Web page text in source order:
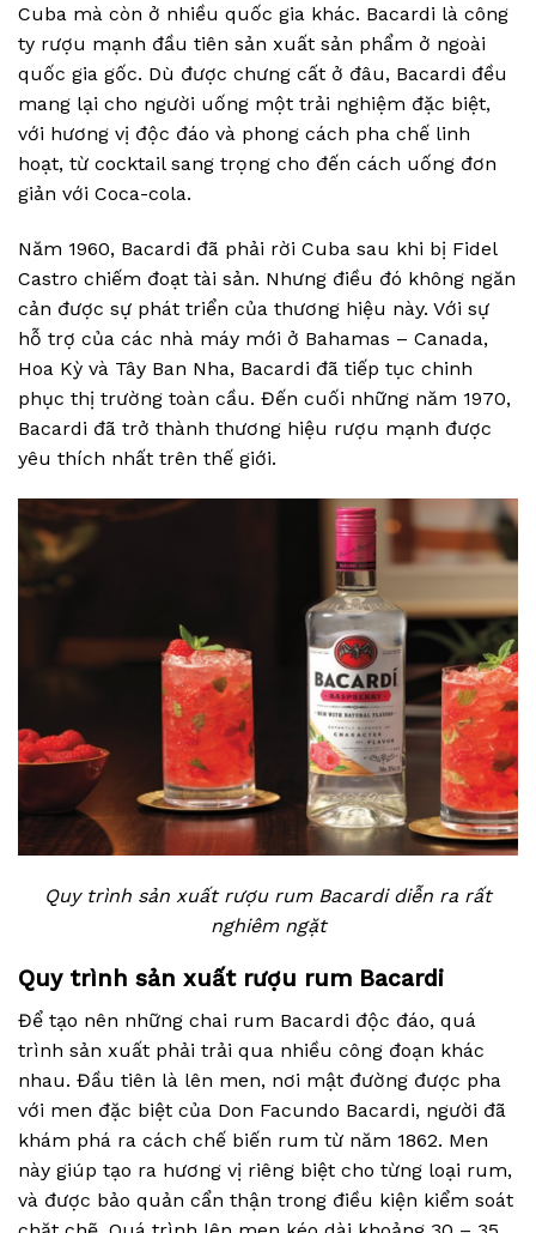
Cuba mà còn ở nhiều quốc gia khác. Bacardi là công
ty rượu mạnh đầu tiên sản xuất sản phẩm ở ngoài
quốc gia gốc. Dù được chưng cất ở đâu, Bacardi đều
mang lại cho người uống một trải nghiệm đặc biệt,
với hương vị độc đáo và phong cách pha chế linh
hoạt, từ cocktail sang trọng cho đến cách uống đơn
giản với Coca-cola.
Năm 1960, Bacardi đã phải rời Cuba sau khi bị Fidel
Castro chiếm đoạt tài sản. Nhưng điều đó không ngăn
cản được sự phát triển của thương hiệu này. Với sự
hỗ trợ của các nhà máy mới ở Bahamas – Canada,
Hoa Kỳ và Tây Ban Nha, Bacardi đã tiếp tục chinh
phục thị trường toàn cầu. Đến cuối những năm 1970,
Bacardi đã trở thành thương hiệu rượu mạnh được
yêu thích nhất trên thế giới.
Quy trình sản xuất rượu rum Bacardi diễn ra rất
nghiêm ngặt
Quy trình sản xuất rượu rum Bacardi
Để tạo nên những chai rum Bacardi độc đáo, quá
trình sản xuất phải trải qua nhiều công đoạn khác
nhau. Đầu tiên là lên men, nơi mật đường được pha
với men đặc biệt của Don Facundo Bacardi, người đã
khám phá ra cách chế biến rum từ năm 1862. Men
này giúp tạo ra hương vị riêng biệt cho từng loại rum,
và được bảo quản cẩn thận trong điều kiện kiểm soát